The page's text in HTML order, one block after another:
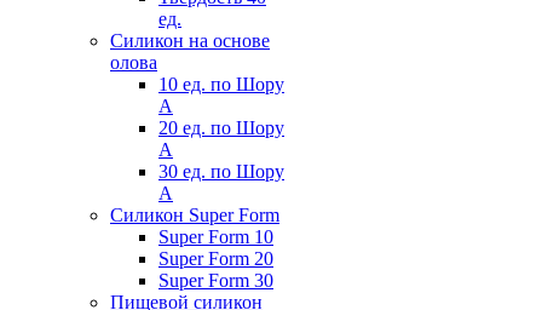
ед.
Силикон на основе
олова
10 ед. по Шору
А
20 ед. по Шору
А
30 ед. по Шору
А
Силикон Super Form
Super Form 10
Super Form 20
Super Form 30
Пищевой силикон